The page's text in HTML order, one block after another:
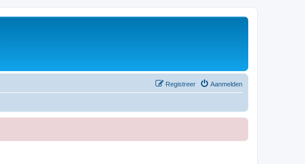
Aanmelden
Registreer